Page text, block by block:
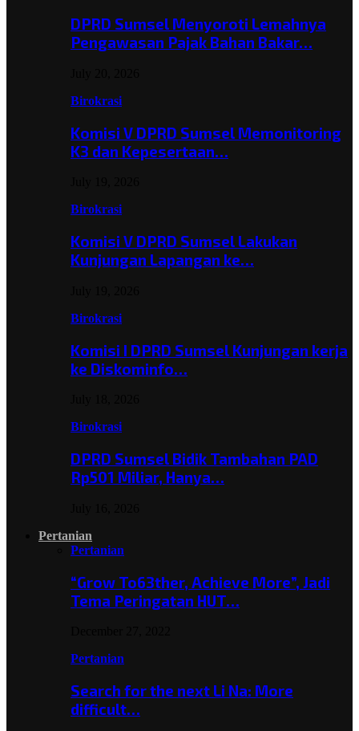
DPRD Sumsel Menyoroti Lemahnya
Pengawasan Pajak Bahan Bakar…
Birokrasi
Komisi V DPRD Sumsel Memonitoring
K3 dan Kepesertaan…
Birokrasi
Komisi V DPRD Sumsel Lakukan
Kunjungan Lapangan ke…
Birokrasi
Komisi I DPRD Sumsel Kunjungan kerja
ke Diskominfo…
Birokrasi
DPRD Sumsel Bidik Tambahan PAD
Rp501 Miliar, Hanya…
Pertanian
Pertanian
“Grow To63ther, Achieve More”, Jadi
Tema Peringatan HUT…
Pertanian
Search for the next Li Na: More
difficult…